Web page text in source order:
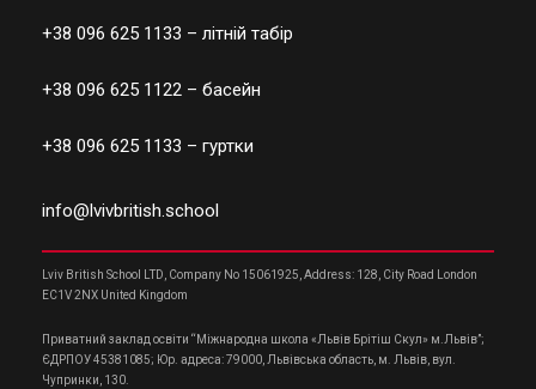
+38 096 625 1133 – літній табір
+38 096 625 1122 – басейн
+38 096 625 1133 – гуртки
info@lvivbritish.school
Lviv British School LTD, Company No 15061925, Address: 128, City Road London
EC1V 2NX United Kingdom
Приватний заклад освіти “Міжнародна школа «Львів Брітіш Скул» м.Львів”;
ЄДРПОУ 45381085; Юр. адреса: 79000, Львівська область, м. Львів, вул.
Чупринки, 130.